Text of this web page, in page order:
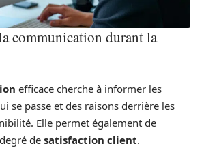
communication durant la
efficace cherche à informer les
se passe et des raisons derrière les
Elle permet également de
desatisfaction client.